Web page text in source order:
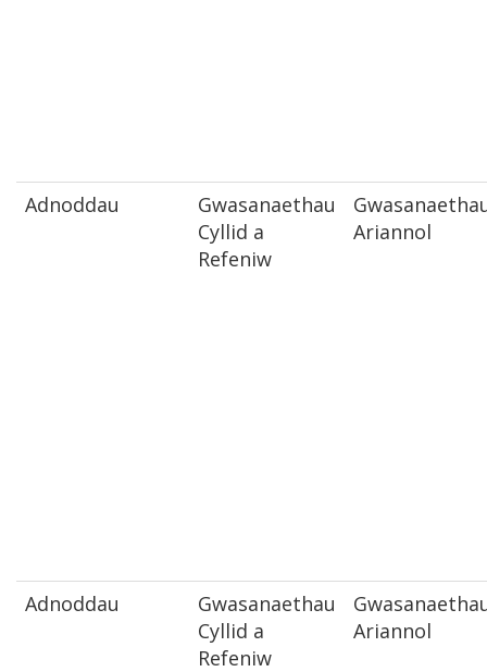
Adnoddau
Gwasanaethau
Cyllid a
Refeniw
Ariannol
Adnoddau
Gwasanaethau
Cyllid a
Refeniw
Ariannol